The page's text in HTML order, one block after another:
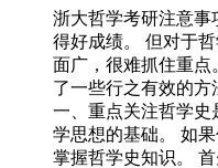
浙大哲学考研注意事
得好成绩。 但对于
面广，很难抓住重点
了一些行之有效的方
一、重点关注哲学史
学思想的基础。 如
掌握哲学史知识。